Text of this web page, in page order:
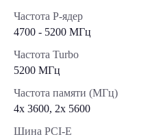
Частота P-ядер
4700 - 5200 МГц
Частота Turbo
5200 МГц
Частота памяти (МГц)
4x 3600, 2x 5600
Шина PCI-E